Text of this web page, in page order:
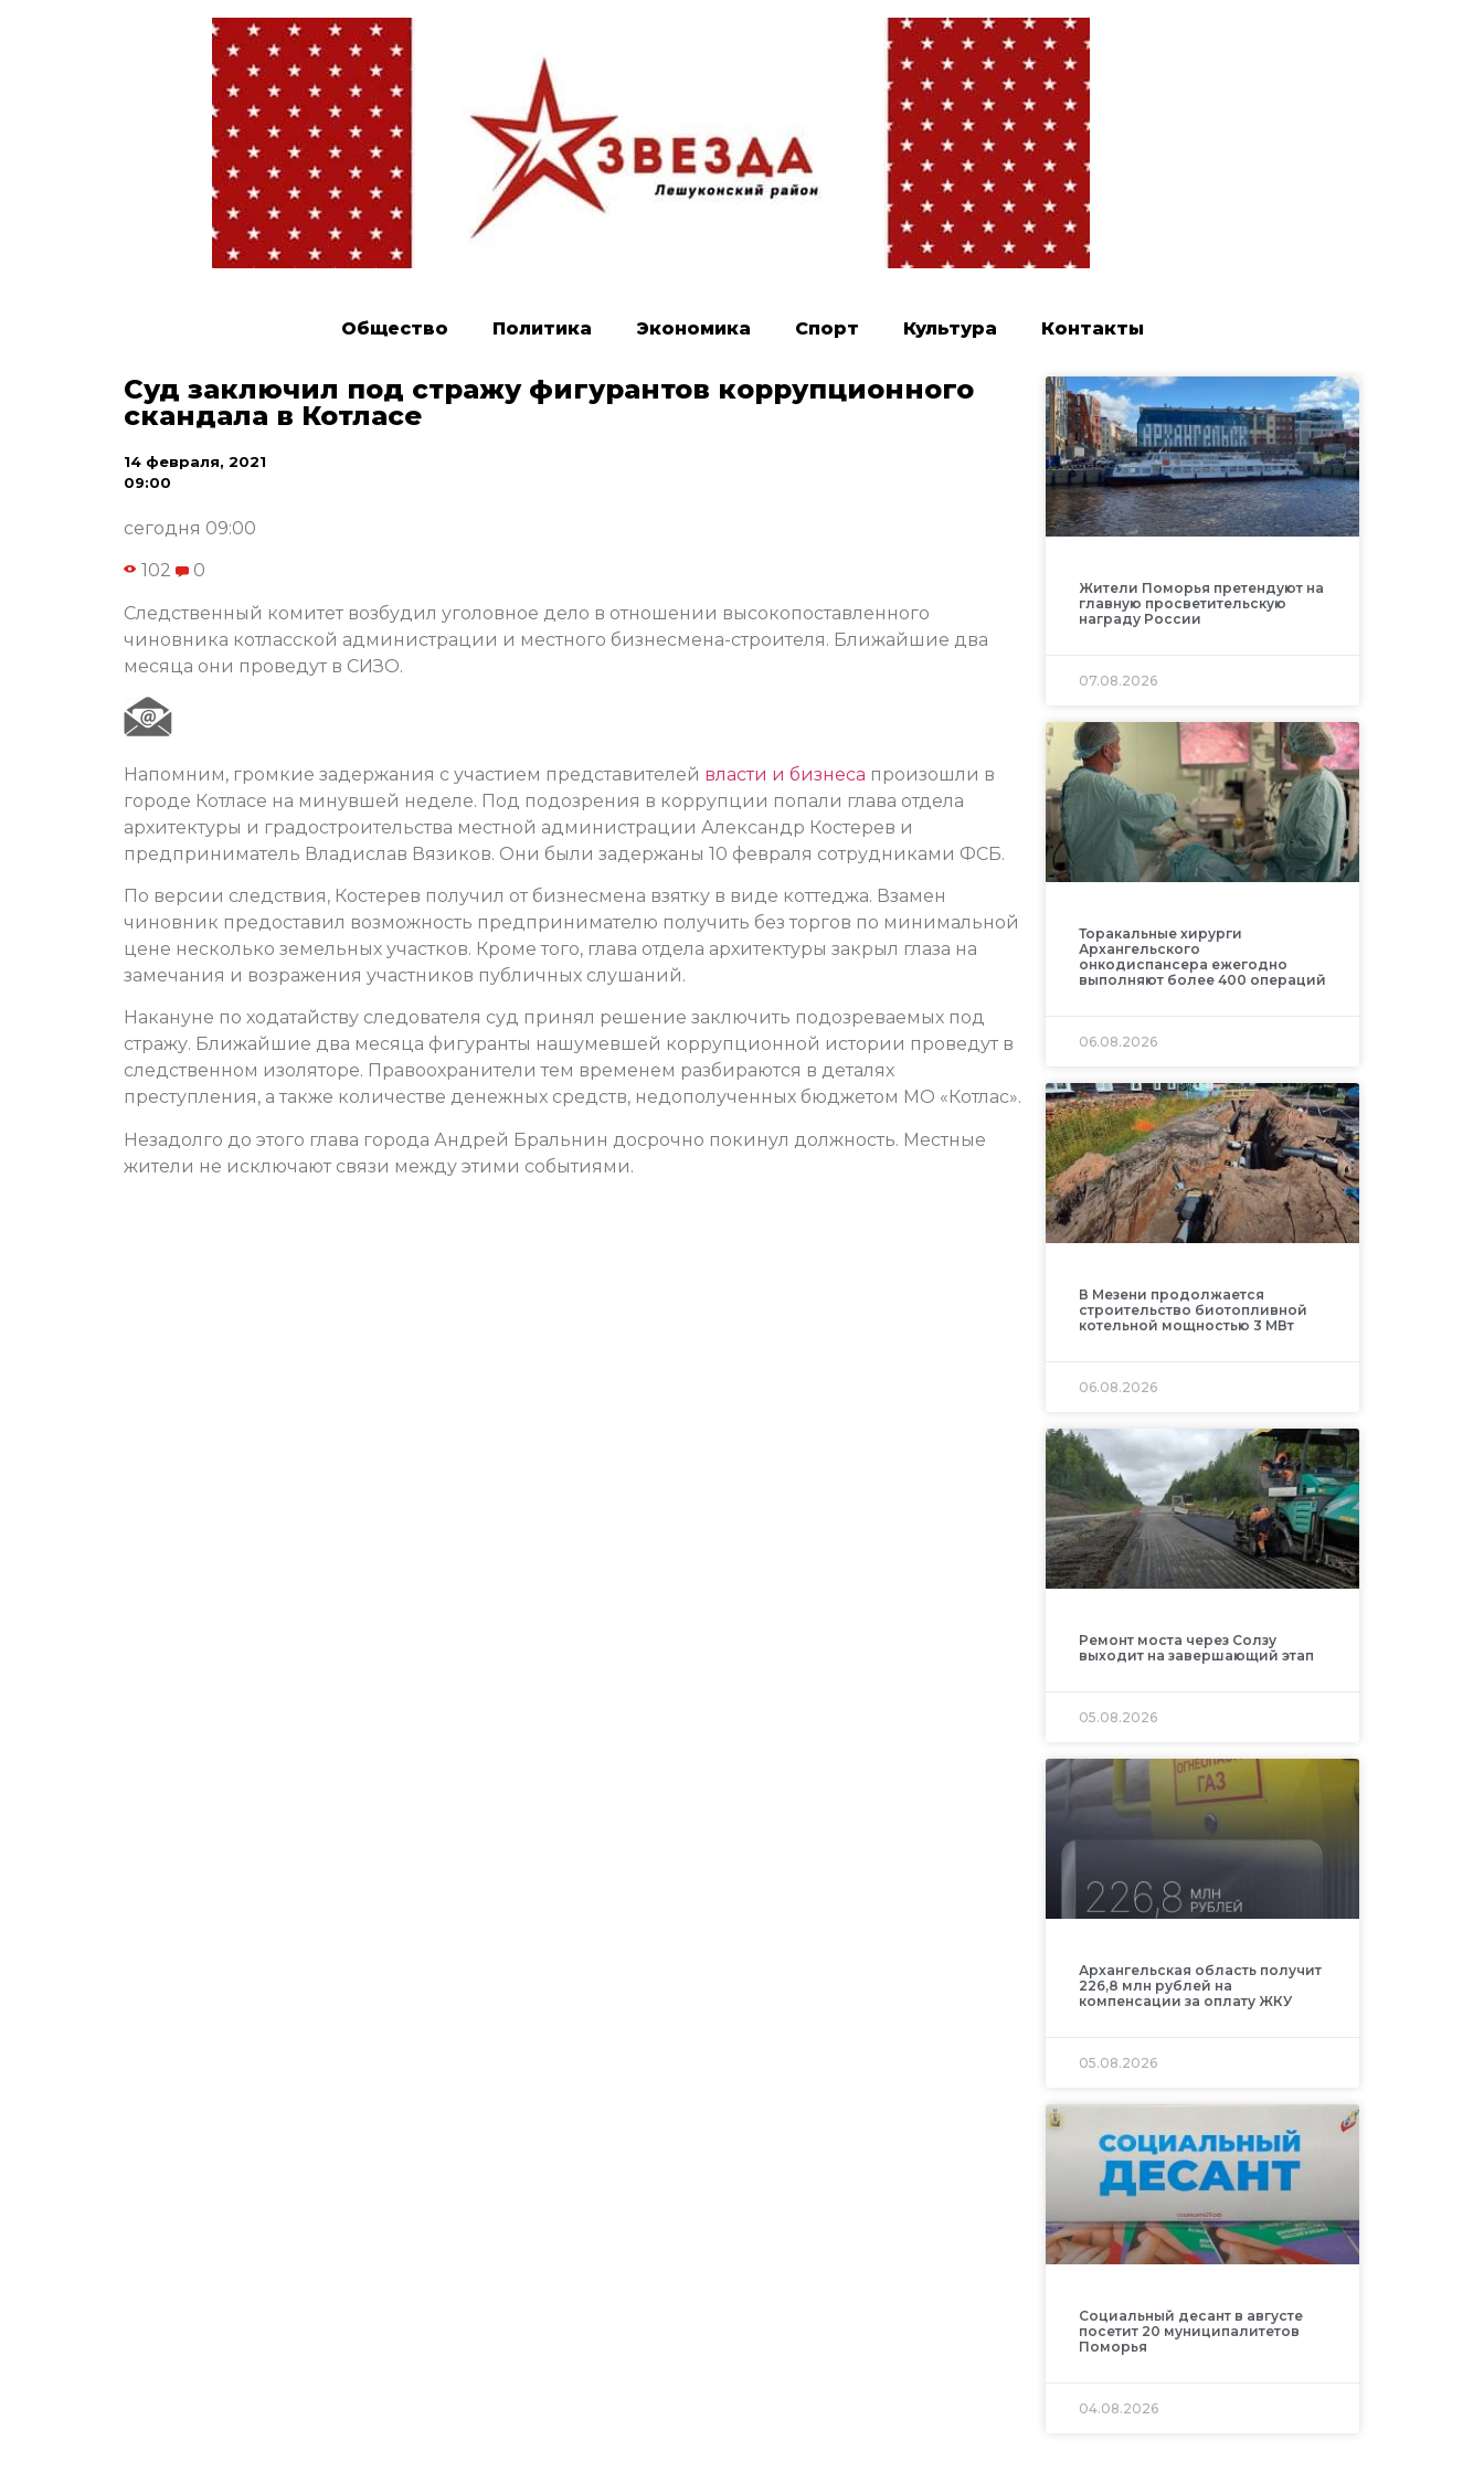
Общество Политика Экономика Спорт Культура Контакты
Суд заключил под стражу фигурантов коррупционного
скандала в Котласе
14 февраля, 2021
09:00
сегодня 09:00
102 0
Следственный комитет возбудил уголовное дело в отношении высокопоставленного
чиновника котласской администрации и местного бизнесмена-строителя. Ближайшие два
месяца они проведут в СИЗО.
Напомним, громкие задержания с участием представителей власти и бизнеса произошли в
городе Котласе на минувшей неделе. Под подозрения в коррупции попали глава отдела
архитектуры и градостроительства местной администрации Александр Костерев и
предприниматель Владислав Вязиков. Они были задержаны 10 февраля сотрудниками ФСБ.
По версии следствия, Костерев получил от бизнесмена взятку в виде коттеджа. Взамен
чиновник предоставил возможность предпринимателю получить без торгов по минимальной
цене несколько земельных участков. Кроме того, глава отдела архитектуры закрыл глаза на
замечания и возражения участников публичных слушаний.
Накануне по ходатайству следователя суд принял решение заключить подозреваемых под
стражу. Ближайшие два месяца фигуранты нашумевшей коррупционной истории проведут в
следственном изоляторе. Правоохранители тем временем разбираются в деталях
преступления, а также количестве денежных средств, недополученных бюджетом МО «Котлас».
Незадолго до этого глава города Андрей Бральнин досрочно покинул должность. Местные
жители не исключают связи между этими событиями.
Жители Поморья претендуют на
главную просветительскую
награду России
07.08.2026
Торакальные хирурги
Архангельского
онкодиспансера ежегодно
выполняют более 400 операций
06.08.2026
В Мезени продолжается
строительство биотопливной
котельной мощностью 3 МВт
06.08.2026
Ремонт моста через Солзу
выходит на завершающий этап
05.08.2026
Архангельская область получит
226,8 млн рублей на
компенсации за оплату ЖКУ
05.08.2026
Социальный десант в августе
посетит 20 муниципалитетов
Поморья
04.08.2026